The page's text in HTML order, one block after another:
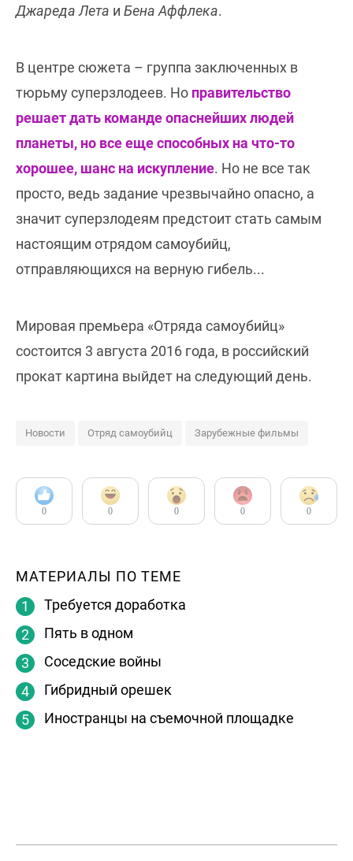
Джареда Лета и Бена Аффлека.
В центре сюжета – группа заключенных в
тюрьму суперзлодеев. Но правительство
решает дать команде опаснейших людей
планеты, но все еще способных на что-то
хорошее, шанс на искупление. Но не все так
просто, ведь задание чрезвычайно опасно, а
значит суперзлодеям предстоит стать самым
настоящим отрядом самоубийц,
отправляющихся на верную гибель...
Мировая премьера «Отряда самоубийц»
состоится 3 августа 2016 года, в российский
прокат картина выйдет на следующий день.
Новости Отряд самоубийц Зарубежные фильмы
0 0 0 0 0
МАТЕРИАЛЫ ПО ТЕМЕ
Требуется доработка
Пять в одном
Соседские войны
Гибридный орешек
Иностранцы на съемочной площадке